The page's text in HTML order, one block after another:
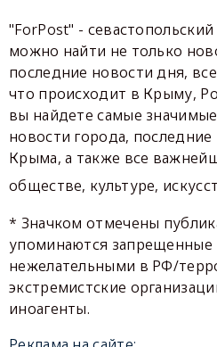
"ForPost" -
можно найти не только
последние новости дня,
что происходит в Крыму,
вы найдете самые
новости города, последние
Крыма, а также все
обществе, культуре,
* Значком отмечены
упоминаются запрещенные
нежелательными в РФ/
экстремистские
иноагенты.